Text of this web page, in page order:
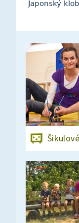
Japonský
Šikulové